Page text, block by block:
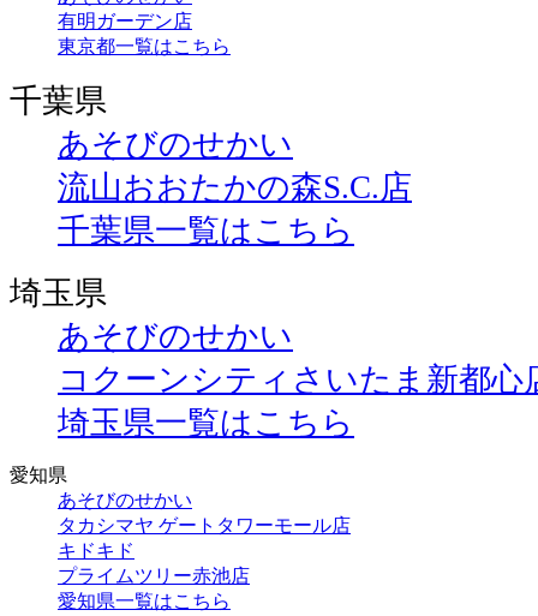
有明ガーデン店
東京都一覧はこちら
千葉県
あそびのせかい
流山おおたかの森S.C.店
千葉県一覧はこちら
埼玉県
あそびのせかい
コクーンシティさいたま新都心
埼玉県一覧はこちら
愛知県
あそびのせかい
タカシマヤ ゲートタワーモール店
キドキド
プライムツリー赤池店
愛知県一覧はこちら